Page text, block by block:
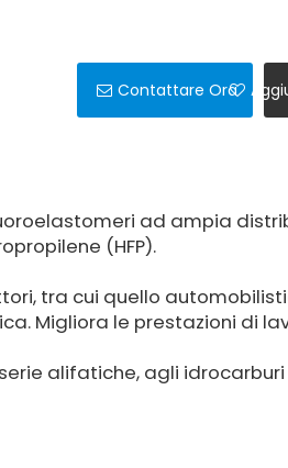
Contattare Ora
ad ampia
(HFP).
tra cui quello
Migliora le prestazioni di
alifatiche, agli